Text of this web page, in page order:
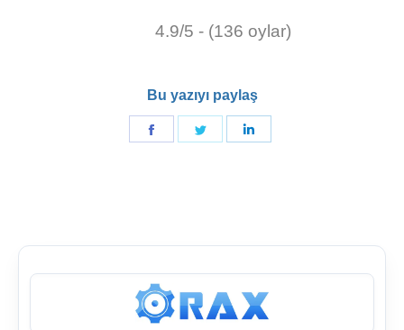
4.9/5 - (136 oylar)
Bu yazıyı paylaş
Facebook'deTwitter'de